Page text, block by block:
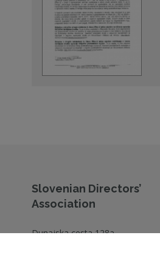
Slovenian Directors’
Association
Dunajska cesta 128a